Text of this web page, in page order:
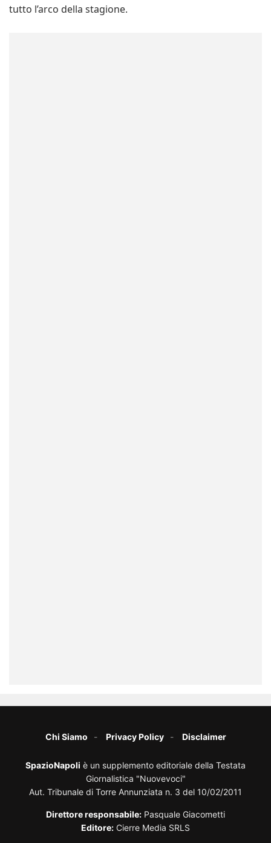
tutto l’arco della stagione.
Chi Siamo Privacy Policy Disclaimer
SpazioNapoli è un supplemento editoriale della Testata
Giornalistica "Nuovevoci"
Aut. Tribunale di Torre Annunziata n. 3 del 10/02/2011
Direttore responsabile: Pasquale Giacometti
Editore: Cierre Media SRLS